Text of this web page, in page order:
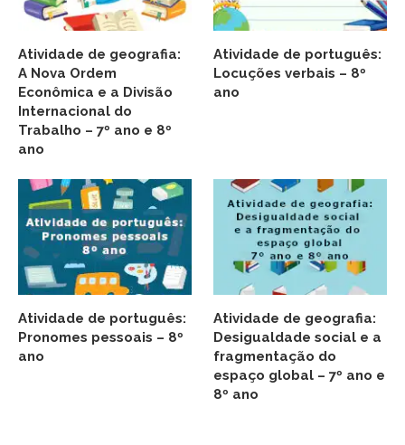
Atividade de geografia:
A Nova Ordem
Econômica e a Divisão
Internacional do
Trabalho – 7º ano e 8º
ano
Atividade de português:
Locuções verbais – 8º
ano
Atividade de português:
Pronomes pessoais – 8º
ano
Atividade de geografia:
Desigualdade social e a
fragmentação do
espaço global – 7º ano e
8º ano